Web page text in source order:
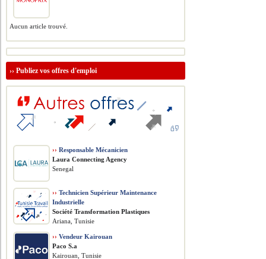
Aucun article trouvé.
››Publiez vos offres d'emploi
›› Responsable Mécanicien
Laura Connecting Agency
Senegal
›› Technicien Supérieur Maintenance
Industrielle
Société Transformation Plastiques
Ariana, Tunisie
›› Vendeur Kairouan
Paco S.a
Kairouan, Tunisie